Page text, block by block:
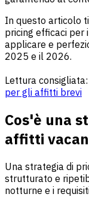
In questo articolo
pricing efficaci per
applicare e
2025 e il 2026.
Lettura consigliata:
per gli affitti brevi
Cos'è una
affitti
Una strategia di
strutturato e
notturne e i